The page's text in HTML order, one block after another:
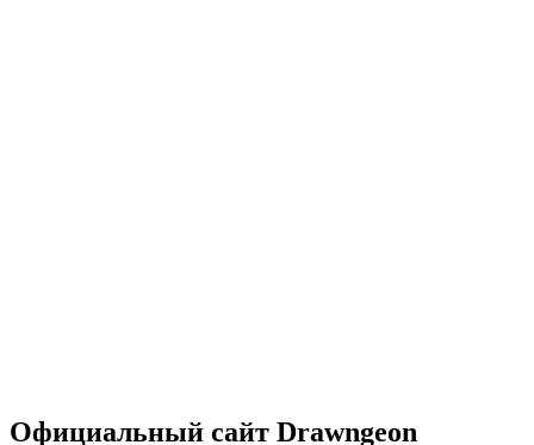
Официальный сайт Drawngeon